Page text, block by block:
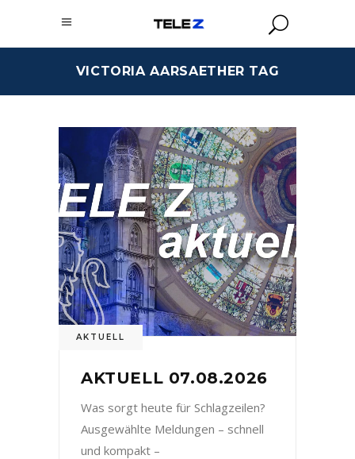
VICTORIA AARSAETHER TAG
AKTUELL
AKTUELL 07.08.2026
Was sorgt heute für Schlagzeilen?
Ausgewählte Meldungen – schnell
und kompakt –